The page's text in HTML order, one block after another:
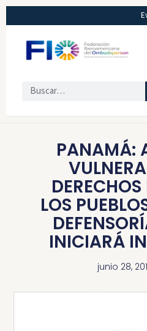
PANAMÁ:
LOS
INICIARÁ
junio 28,